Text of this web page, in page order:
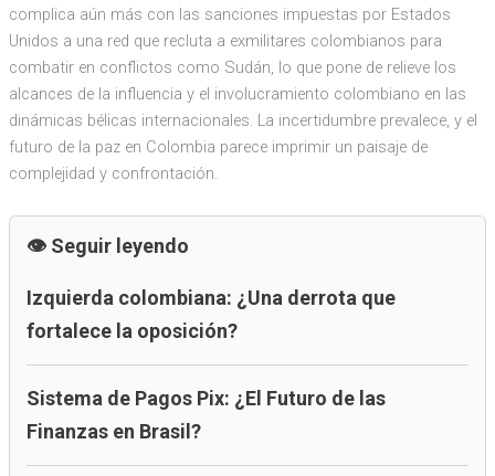
complica aún más con las sanciones impuestas por Estados
Unidos a una red que recluta a exmilitares colombianos para
combatir en conflictos como Sudán, lo que pone de relieve los
alcances de la influencia y el involucramiento colombiano en las
dinámicas bélicas internacionales. La incertidumbre prevalece, y el
futuro de la paz en Colombia parece imprimir un paisaje de
complejidad y confrontación.
Seguir leyendo
Izquierda colombiana: ¿Una derrota que
fortalece la oposición?
Sistema de Pagos Pix: ¿El Futuro de las
Finanzas en Brasil?